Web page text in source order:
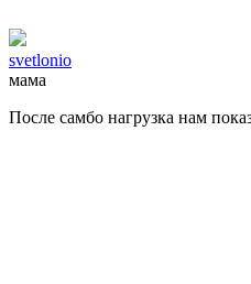
svetlonio
мама
После самбо нагрузка нам